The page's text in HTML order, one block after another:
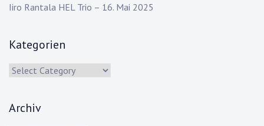
Iiro Rantala HEL Trio – 16. Mai 2025
Kategorien
Kategorien
Archiv